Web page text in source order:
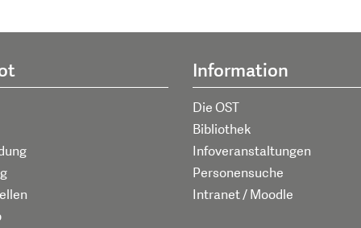
Information
Die OST
Bibliothek
Infoveranstaltungen
Personensuche
Intranet / Moodle